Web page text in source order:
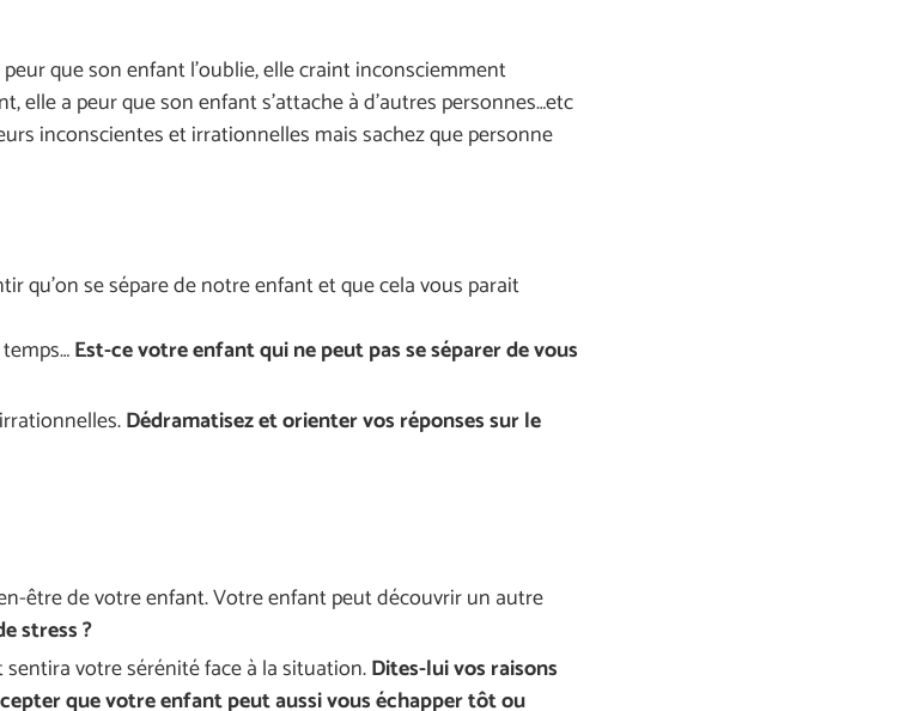
que son enfant l’oublie, elle craint inconsciemment
elle a peur que son enfant s’attache à d’autres personnes…etc
qu’on se sépare de notre enfant et que cela vous parait
Est-ce votre enfant qui ne peut pas se séparer de vous
Dédramatisez et orienter vos réponses sur le
être de votre enfant. Votre enfant peut découvrir un autre
stress ?
votre sérénité face à la situation.Dites-lui vos raisons
que votre enfant peut aussi vous échapper tôt ou